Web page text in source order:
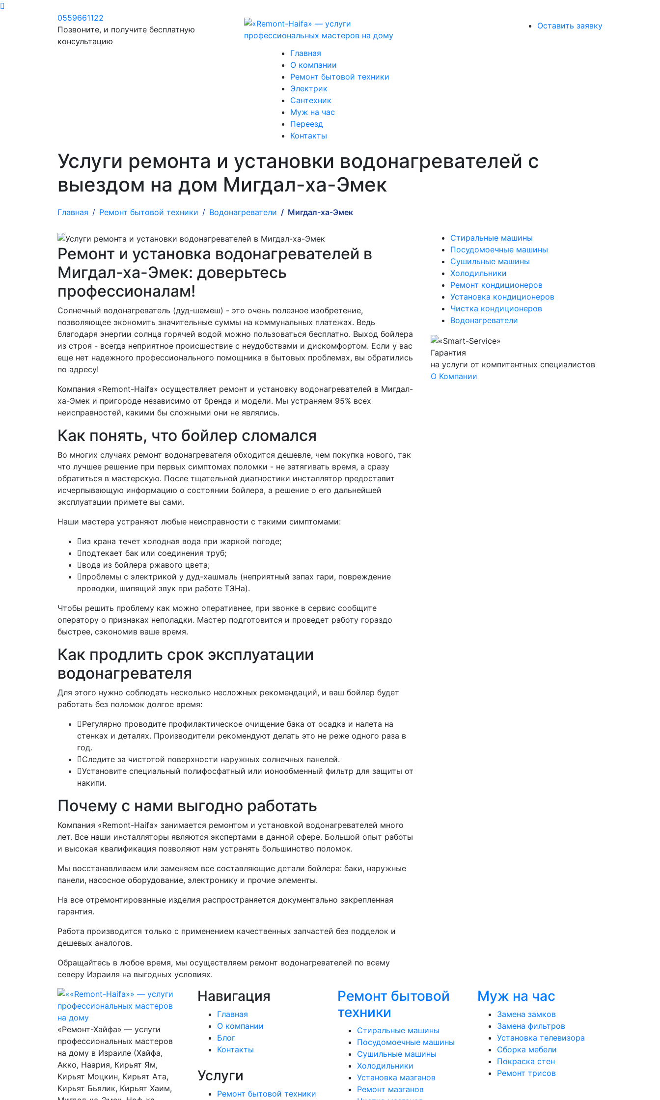
0559661122
Позвоните, и получите бесплатную
консультацию
Оставить заявку
Главная
О компании
Ремонт бытовой техники
Электрик
Сантехник
Муж на час
Переезд
Контакты
Услуги ремонта и установки водонагревателей с
выездом на дом Мигдал-ха-Эмек
Главная Ремонт бытовой техники Водонагреватели Мигдал-ха-Эмек
Ремонт и установка водонагревателей в
Мигдал-ха-Эмек: доверьтесь
профессионалам!
Солнечный водонагреватель (дуд-шемеш) - это очень полезное изобретение,
позволяющее экономить значительные суммы на коммунальных платежах. Ведь
благодаря энергии солнца горячей водой можно пользоваться бесплатно. Выход бойлера
из строя - всегда неприятное происшествие с неудобствами и дискомфортом. Если у вас
еще нет надежного профессионального помощника в бытовых проблемах, вы обратились
по адресу!
Компания «Remont-Haifa» осуществляет ремонт и установку водонагревателей в Мигдал-
ха-Эмек и пригороде независимо от бренда и модели. Мы устраняем 95% всех
неисправностей, какими бы сложными они не являлись.
Как понять, что бойлер сломался
Во многих случаях ремонт водонагревателя обходится дешевле, чем покупка нового, так
что лучшее решение при первых симптомах поломки - не затягивать время, а сразу
обратиться в мастерскую. После тщательной диагностики инсталлятор предоставит
исчерпывающую информацию о состоянии бойлера, а решение о его дальнейшей
эксплуатации примете вы сами.
Наши мастера устраняют любые неисправности с такими симптомами:
из крана течет холодная вода при жаркой погоде;
подтекает бак или соединения труб;
вода из бойлера ржавого цвета;
проблемы с электрикой у дуд-хашмаль (неприятный запах гари, повреждение
проводки, шипящий звук при работе ТЭНа).
Чтобы решить проблему как можно оперативнее, при звонке в сервис сообщите
оператору о признаках неполадки. Мастер подготовится и проведет работу гораздо
быстрее, сэкономив ваше время.
Как продлить срок эксплуатации
водонагревателя
Для этого нужно соблюдать несколько несложных рекомендаций, и ваш бойлер будет
работать без поломок долгое время:
Регулярно проводите профилактическое очищение бака от осадка и налета на
стенках и деталях. Производители рекомендуют делать это не реже одного раза в
год.
Следите за чистотой поверхности наружных солнечных панелей.
Установите специальный полифосфатный или ионообменный фильтр для защиты от
накипи.
Почему с нами выгодно работать
Компания «Remont-Haifa» занимается ремонтом и установкой водонагревателей много
лет. Все наши инсталляторы являются экспертами в данной сфере. Большой опыт работы
и высокая квалификация позволяют нам устранять большинство поломок.
Мы восстанавливаем или заменяем все составляющие детали бойлера: баки, наружные
панели, насосное оборудование, электронику и прочие элементы.
На все отремонтированные изделия распространяется документально закрепленная
гарантия.
Работа производится только с применением качественных запчастей без подделок и
дешевых аналогов.
Обращайтесь в любое время, мы осуществляем ремонт водонагревателей по всему
северу Израиля на выгодных условиях.
Стиральные машины
Посудомоечные машины
Сушильные машины
Холодильники
Ремонт кондиционеров
Установка кондиционеров
Чистка кондиционеров
Водонагреватели
Гарантия
на услуги от компитентных специалистов
О Компании
«Ремонт-Хайфа» — услуги
профессиональных мастеров
на дому в Израиле (Хайфа,
Акко, Наария, Кирьят Ям,
Кирьят Моцкин, Кирьят Ата,
Кирьят Бьялик, Кирьят Хаим,
Навигация
Главная
О компании
Блог
Контакты
Услуги
Ремонт бытовой техники
Ремонт бытовой
техники
Стиральные машины
Посудомоечные машины
Сушильные машины
Холодильники
Установка мазганов
Ремонт мазганов
Муж на час
Замена замков
Замена фильтров
Установка телевизора
Сборка мебели
Покраска стен
Ремонт трисов